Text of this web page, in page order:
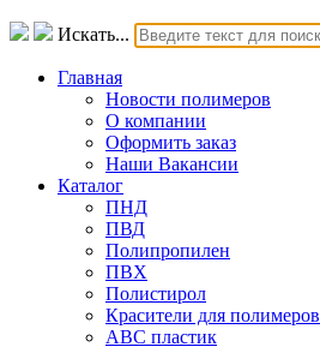
Искать...
Главная
Новости полимеров
О компании
Оформить заказ
Наши Вакансии
Каталог
ПНД
ПВД
Полипропилен
ПВХ
Полистирол
Красители для полимеров
АВС пластик